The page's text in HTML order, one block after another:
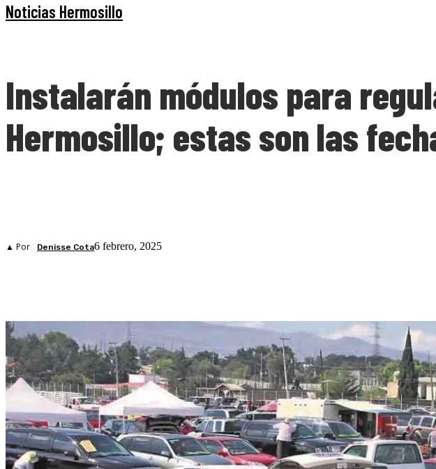
Noticias Hermosillo
Instalarán módulos para
Hermosillo; estas son las
▲ Por Denisse Cota6 febrero, 2025